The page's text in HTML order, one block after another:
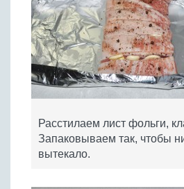
Расстилаем лист фольги,
Запаковываем так, чтобы
вытекало.